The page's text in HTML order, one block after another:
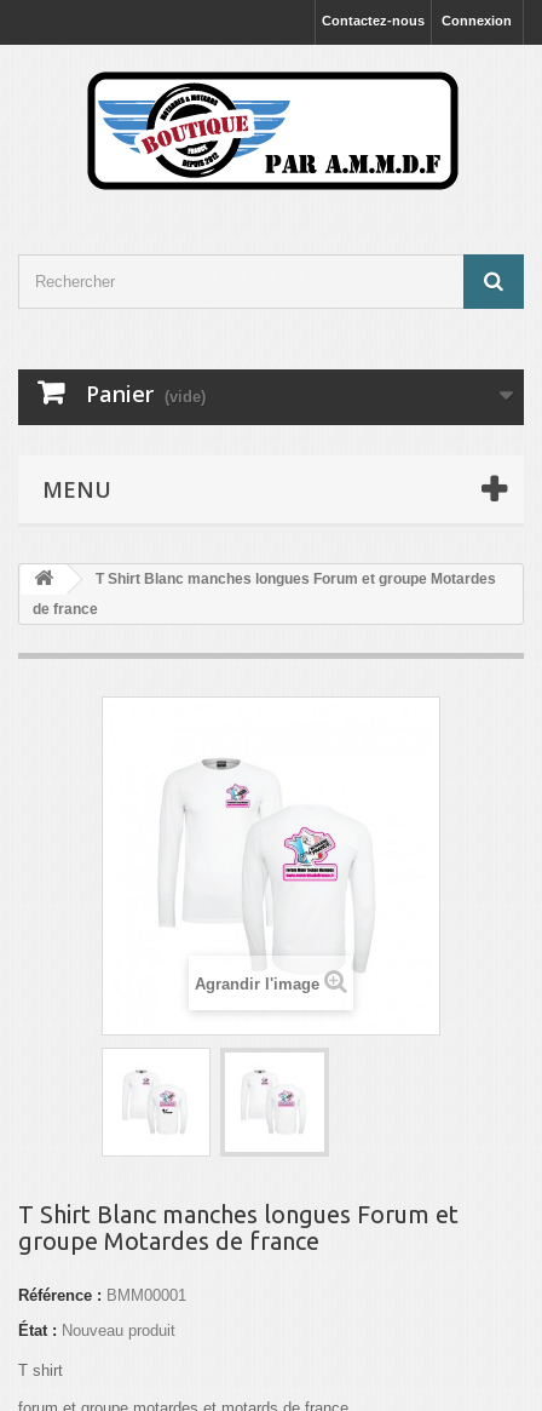
Connexion
Contactez-nous
Panier (vide)
MENU
T Shirt Blanc manches longues Forum et groupe Motardes
de france
Agrandir l'image
T Shirt Blanc manches longues Forum et
groupe Motardes de france
Référence : BMM00001
État : Nouveau produit
T shirt